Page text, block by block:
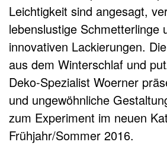
Leichtigkeit sind angesagt,
lebenslustige Schmetterlinge
innovativen Lackierungen.
aus dem Winterschlaf und
Deko-Spezialist Woerner
und ungewöhnliche
zum Experiment im neuen
Frühjahr/Sommer 2016.